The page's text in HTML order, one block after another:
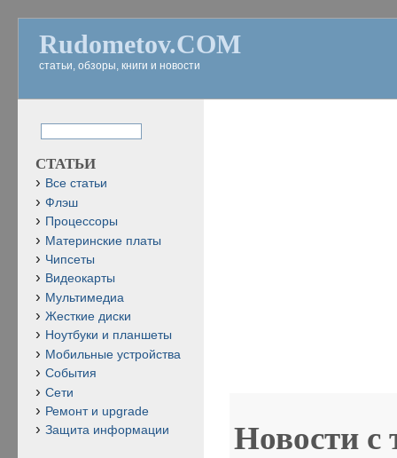
Rudometov.COM
статьи, обзоры, книги и новости
Новости с
СТАТЬИ
Все статьи
Флэш
Процессоры
Материнские платы
Чипсеты
Видеокарты
Мультимедиа
Жесткие диски
Ноутбуки и планшеты
Мобильные устройства
События
Сети
Ремонт и upgrade
Защита информации